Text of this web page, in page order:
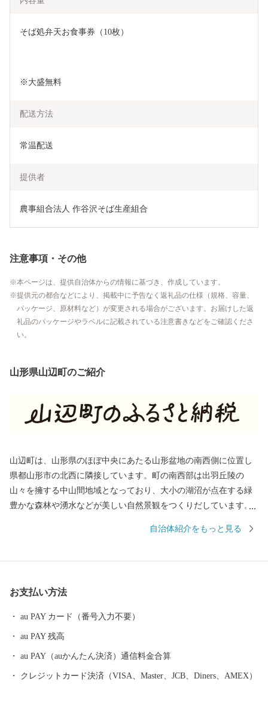
そば処弁天お食事券（10枚）
※大盛無料
配送方法
常温配送
提供者
農事組合法人 作谷沢そば生産組合
注意事項・その他
本ページは、提供自治体からの情報に基づき、作成しています。
提供元の都合などにより、掲載中に予告なく返礼品の仕様（規格、容量、
パッケージ、原材料など）が変更される場合がございます。お届けした返
礼品のパッケージやラベルに記載されている注意書きなどをご確認くださ
い。
山形県山辺町のご紹介
山辺町は、⼭形県のほぼ中央にあたる⼭形盆地の南⻄側に位置し
県都⼭形市の北⻄に隣接しています。町の南⻄部は出⽻丘陵の
⼭々を擁する中⼭間地域となっており、⼤小の湖沼が点在する緑
豊かな森林や湧⽔などが美しい⾃然景観をつくりだしています。
らかな東傾斜となっており、市街地周辺では盆地特有の寒暖差や
自治体紹介をもっと見る
お支払い方法
au PAY カード（番号入力不要）
au PAY 残高
au PAY（auかんたん決済）通信料金合算
クレジットカード決済（VISA、Master、JCB、Diners、AMEX）